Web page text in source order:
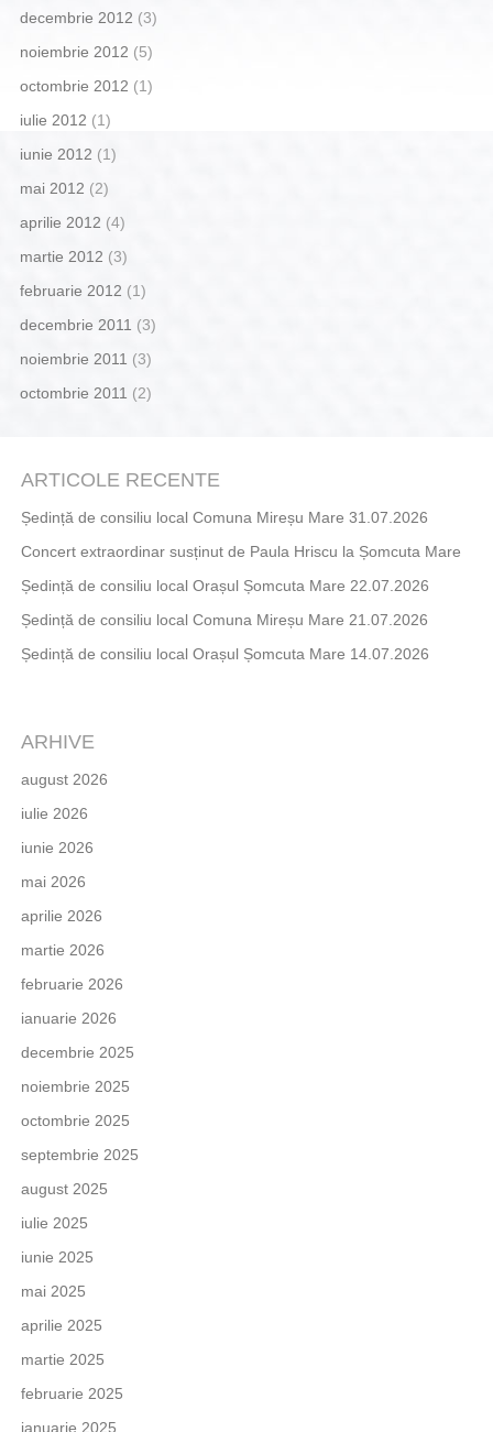
decembrie 2012 (3)
noiembrie 2012 (5)
octombrie 2012 (1)
iulie 2012 (1)
iunie 2012 (1)
mai 2012 (2)
aprilie 2012 (4)
martie 2012 (3)
februarie 2012 (1)
decembrie 2011 (3)
noiembrie 2011 (3)
octombrie 2011 (2)
ARTICOLE RECENTE
Ședință de consiliu local Comuna Mireșu Mare 31.07.2026
Concert extraordinar susținut de Paula Hriscu la Șomcuta Mare
Ședință de consiliu local Orașul Șomcuta Mare 22.07.2026
Ședință de consiliu local Comuna Mireșu Mare 21.07.2026
Ședință de consiliu local Orașul Șomcuta Mare 14.07.2026
ARHIVE
august 2026
iulie 2026
iunie 2026
mai 2026
aprilie 2026
martie 2026
februarie 2026
ianuarie 2026
decembrie 2025
noiembrie 2025
octombrie 2025
septembrie 2025
august 2025
iulie 2025
iunie 2025
mai 2025
aprilie 2025
martie 2025
februarie 2025
ianuarie 2025